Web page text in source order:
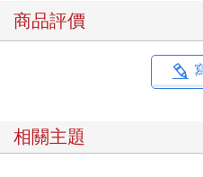
重新站起來的時候，我也會想
就這樣，我會慢慢地、慢慢地，
希望下次與福寶重逢時，牠已
樣是不是就能稍微釋懷，放下對
商品評價
相關主題